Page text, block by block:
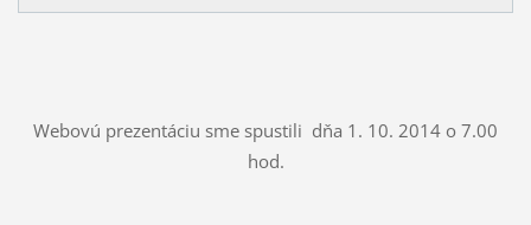
Webovú prezentáciu sme spustili dňa 1. 10. 2014 o 7.00
hod.